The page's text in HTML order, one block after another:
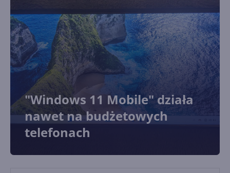
"Windows 11 Mobile" działa
nawet na budżetowych
telefonach